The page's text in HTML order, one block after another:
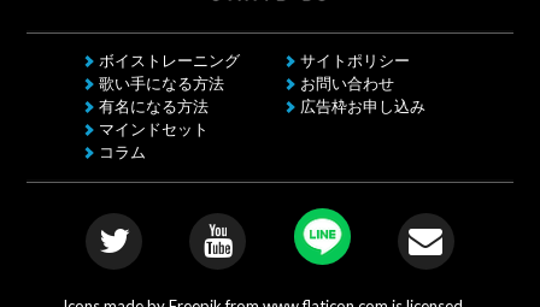
ボイストレーニング
歌い手になる方法
有名になる方法
マインドセット
コラム
サイトポリシー
お問い合わせ
広告枠お申し込み